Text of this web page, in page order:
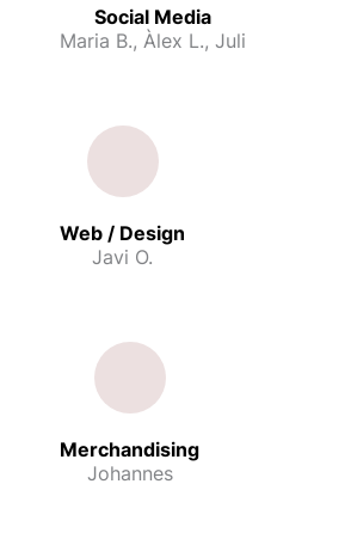
Social Media
Maria B., Àlex L., Juli
Web / Design
Javi O.
Merchandising
Johannes